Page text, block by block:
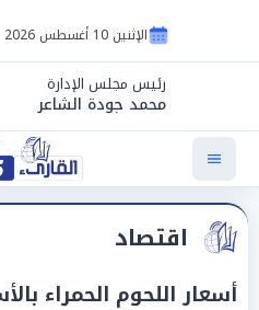
الإثنين 10 أغسطس 2026
رئيس مجلس الإدارة
محمد جودة الشاعر
اقتصاد